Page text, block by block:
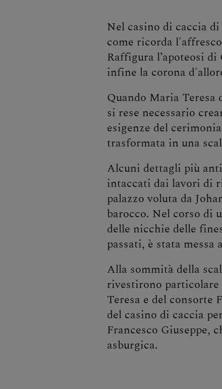
Nel casino di caccia
come ricorda
Raffigura l’apoteosi
infine la corona
Quando Maria Teresa
si rese necessario
esigenze del
trasformata in una
Alcuni dettagli più
intaccati dai lavori di
palazzo voluta da
barocco. Nel corso di
delle nicchie delle
passati, è stata
Alla sommità della
rivestirono
Teresa e del
del casino di caccia
Francesco Giuseppe,
asburgica.